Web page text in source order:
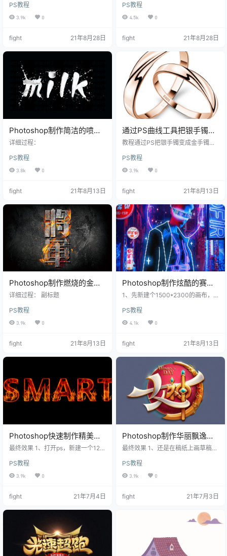
一个路径，效果如下。 2、选文字工
具(T),在路径上点击输入你需要制作
的文字。 3、打开素材泡沫图片，右
PS教程
3.9k 0
fight 21年8月28日
请看文章开头的视频教程演示。 Ste
p 01 绘制字形 这一步在AI或者PS中
都可以绘制，只需要用形状工具搭
PS教程
4.5k 0
fight 21年8月28日
Photoshop制作简洁的喷溅
牛奶字
详细过程：
PS教程
3.8k 0
fight 21年8月13日
通过PS曲线工具把银手镯变
成金手镯
教程通过PS把银手镯变成金手镯，
的练习起来会发现，还是比较好上
手的，用快速工具选择所需要的区
域，用曲线中的红、绿、RGB给图
PS教程
3.9k 0
fight 21年8月13日
Photoshop制作燃烧的金属
火焰字
详细过程： 副标题
PS教程
3.9k 0
fight 21年8月13日
Photoshop制作炫酷的赛博
朋克风格人像海报
1、先新建个1500*2300的画布，
滤镜。 2、添加颜色查找图层，并使
用黑色画笔在蒙版上涂抹，隐藏灯
PS教程
4.1k 0
fight 21年8月13日
Photoshop快速制作精美的
火焰字
最终效果 1、打开ps，新建一个120
黑色。 2、在合适的位置打上相应的
文字，调整合适的字体和大小。文
PS教程
3.9k 0
fight 21年7月4日
Photoshop制作华丽飘逸的
女神节创意字效果
最终效果 1、还是在稿纸上画草稿，
不一样，用钢笔勾线的时候临时改
变了想法，把一些装饰去掉了） 2、
PS教程
3.9k 0
fight 21年7月3日